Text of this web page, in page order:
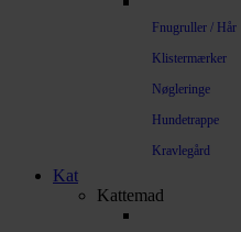
Fnugruller / Hår
Klistermærker
Nøgleringe
Hundetrappe
Kravlegård
Kat
Kattemad